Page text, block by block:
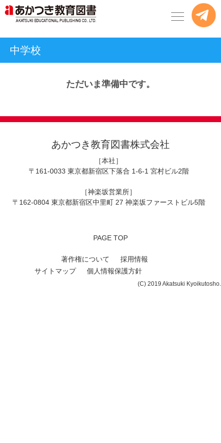
中学校
ただいま準備中です。
あかつき教育図書株式会社
［本社］
〒161-0033 東京都新宿区下落合 1-6-1 宮村ビル2階
［神楽坂営業所］
〒162-0804 東京都新宿区中里町 27 神楽坂ファーストビル5階
PAGE TOP
採用情報
著作権について
個人情報保護方針
サイトマップ
(C) 2019 Akatsuki Kyoikutosho.